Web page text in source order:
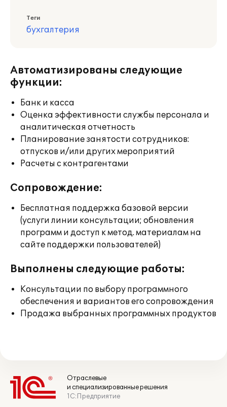
Теги
бухгалтерия
Автоматизированы следующие
функции:
Банк и касса
Оценка эффективности службы персонала и
аналитическая отчетность
Планирование занятости сотрудников:
отпусков и/или других мероприятий
Расчеты с контрагентами
Сопровождение:
Бесплатная поддержка базовой версии
(услуги линии консультации; обновления
программ и доступ к метод. материалам на
сайте поддержки пользователей)
Выполнены следующие работы:
Консультации по выбору программного
обеспечения и вариантов его сопровождения
Продажа выбранных программных продуктов
Отраслевые
и специализированные решения
1С:Предприятие